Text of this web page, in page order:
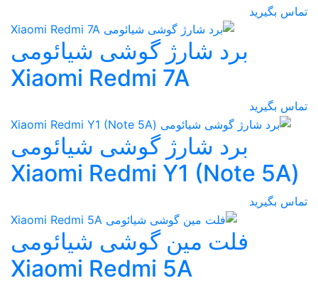
تماس بگیرید
برد شارژ گوشی شیائومی
Xiaomi Redmi 7A
تماس بگیرید
برد شارژ گوشی شیائومی
(Xiaomi Redmi Y1 (Note 5A
تماس بگیرید
فلت مین گوشی شیائومی
Xiaomi Redmi 5A